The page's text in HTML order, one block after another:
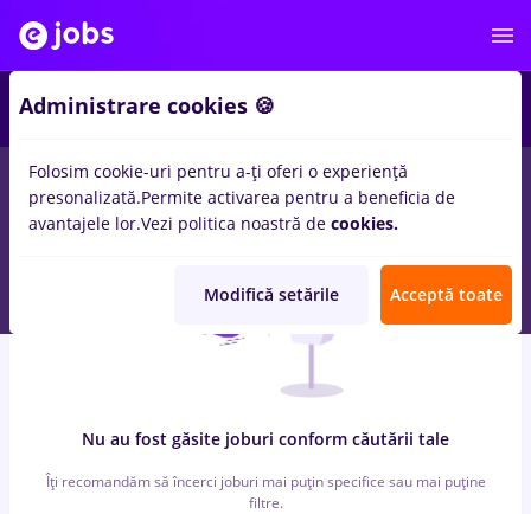
locuri de muncasupervisor pentru StudentinIT / Telecom
Nu au fost găsite joburi conform căutării tale
Îți recomandăm să încerci joburi mai puțin specifice sau mai puține
filtre.
Administrare cookies 🍪
Folosim cookie-uri pentru a-ți oferi o experiență
presonalizată.Permite activarea pentru a beneficia de
avantajele lor.Vezi politica noastră de cookies.
Modifică setările Acceptă toate